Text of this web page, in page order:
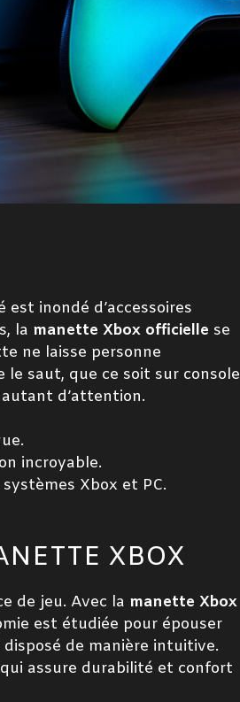
inondé d’accessoires
la manette Xbox officielle se
ne laisse personne
saut, que ce soit sur console
d’attention.
incroyable.
Xbox et PC.
XBOX
de jeu. Avec la manette Xbox
est étudiée pour épouser
de manière intuitive.
assure durabilité et confort